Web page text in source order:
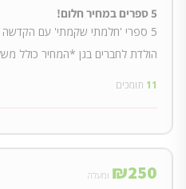
5 ספרים במחיר חלום!
5 ספרי 'חלמתי שקמתי' עם
הולדת לחברים בגן *המחיר כולל
11 תומכים
₪250 ומעלה